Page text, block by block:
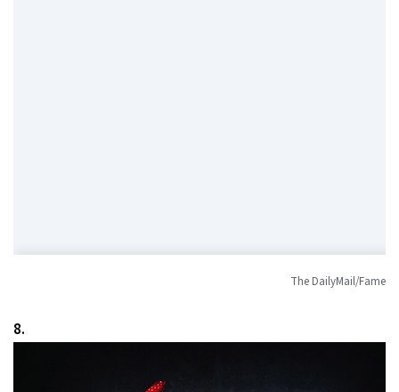
The DailyMail/Fame
8.